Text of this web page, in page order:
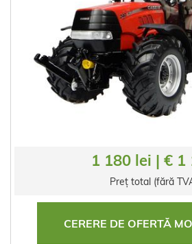
1 180 lei | € 1
Preț total (fără
CERERE DE OFERTĂ